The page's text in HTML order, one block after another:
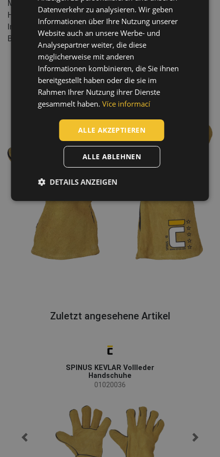
Manschettentyp: slip-on
Handschuh-Länge: 35 cm
Industrie: Bergbau, Maschinenbau, Schwerindustrie,
Baugewerbe, Automobilindustrie
Zuletzt angesehene Artikel
SPINUS KEVLAR Vollleder
Handschuhe
01020036
SLOVAK
ROMANIAN
GERMAN
SPANISH
FRENCH
Datenverkehr zu analysieren. Wir geben
Informationen über Ihre Nutzung unserer
Website auch an unsere Werbe- und
Analysepartner weiter, die diese
möglicherweise mit anderen
Informationen kombinieren, die Sie ihnen
bereitgestellt haben oder die sie im
Rahmen Ihrer Nutzung ihrer Dienste
gesammelt haben. Více informací
ALLE AKZEPTIEREN
ALLE ABLEHNEN
DETAILS ANZEIGEN